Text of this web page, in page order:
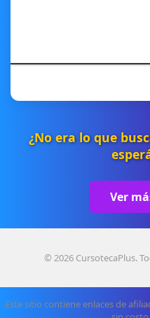
¿No era lo que
Ver
© 2026 CursotecaPlus.
Este sitio contiene enlaces de